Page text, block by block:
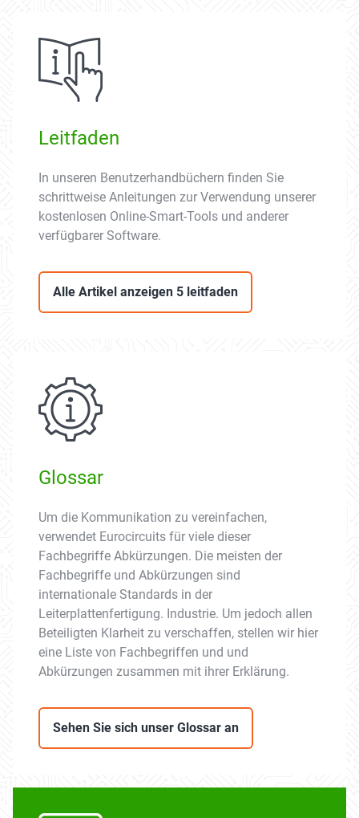
Leitfaden
In unseren Benutzerhandbüchern finden Sie
schrittweise Anleitungen zur Verwendung unserer
kostenlosen Online-Smart-Tools und anderer
verfügbarer Software.
Alle Artikel anzeigen 5 leitfaden
Glossar
Um die Kommunikation zu vereinfachen,
verwendet Eurocircuits für viele dieser
Fachbegriffe Abkürzungen. Die meisten der
Fachbegriffe und Abkürzungen sind
internationale Standards in der
Leiterplattenfertigung. Industrie. Um jedoch allen
Beteiligten Klarheit zu verschaffen, stellen wir hier
eine Liste von Fachbegriffen und und
Abkürzungen zusammen mit ihrer Erklärung.
Sehen Sie sich unser Glossar an